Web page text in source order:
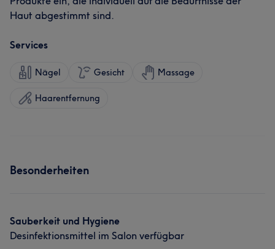
Haut abgestimmt sind.
Services
Nägel Gesicht Massage
Haarentfernung
Besonderheiten
Sauberkeit und Hygiene
Desinfektionsmittel im Salon verfügbar